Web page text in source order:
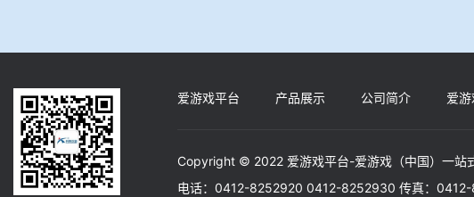
爱游戏平台 产品展示 公司简介 爱
Copyright © 2022 爱游戏平台-爱游戏（中国）一
电话：0412-8252920 0412-8252930 传真：